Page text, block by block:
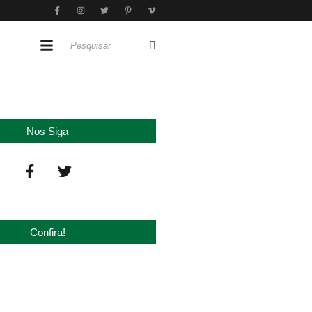
Nos Siga
Confira!